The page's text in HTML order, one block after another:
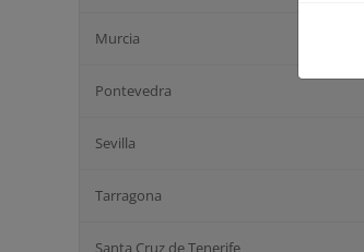
Murcia
Pontevedra
Sevilla
Tarragona
Santa Cruz de Tenerife